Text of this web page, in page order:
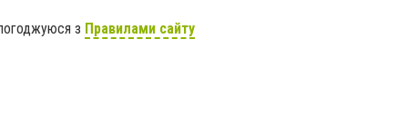
з Правилами сайту